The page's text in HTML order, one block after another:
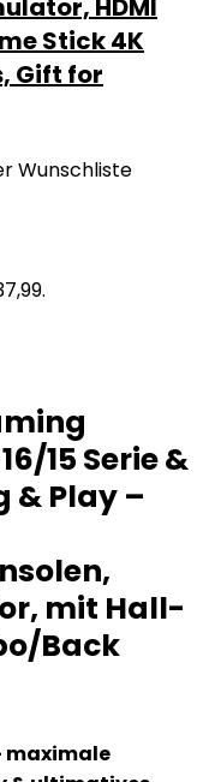
HDMI
Stick 4K
Gift for
Wunschliste
15 Serie &
& Play –
mit Hall-
Back
maximale